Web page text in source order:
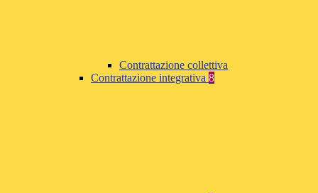
Contrattazione collettiva
Contrattazione integrativa 8